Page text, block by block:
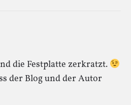
die Festplatte zerkratzt.
der Blog und der Autor